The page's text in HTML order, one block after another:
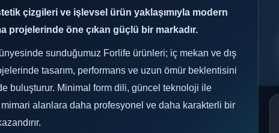
çizgileri ve işlevsel ürün yaklaşımıyla modern
projelerinde öne çıkan güçlü bir markadır.
sunduğumuz Forlife ürünleri; iç mekan ve dış
tasarım, performans ve uzun ömür beklentisini
buluşturur. Minimal form dili, güncel teknoloji ile
alanlara daha profesyonel ve daha karakterli bir